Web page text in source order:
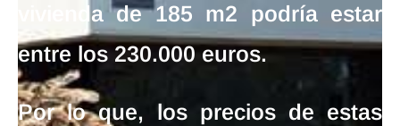
vivienda de 185 m2 podría estar
entre los 230.000 euros.
Por lo que, los precios de estas